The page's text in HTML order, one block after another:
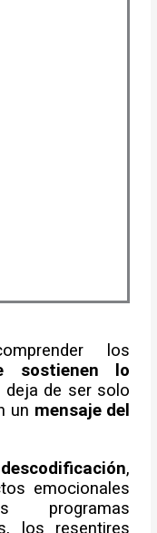
los
sostienen lo
de ser solo
un mensaje del
,
emocionales
programas
los resentires